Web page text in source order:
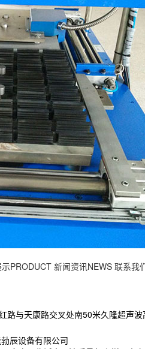
PRODUCT新闻资讯NEWS 联系我
路与天康路交叉处南50米久隆超声
辰设备有限公司